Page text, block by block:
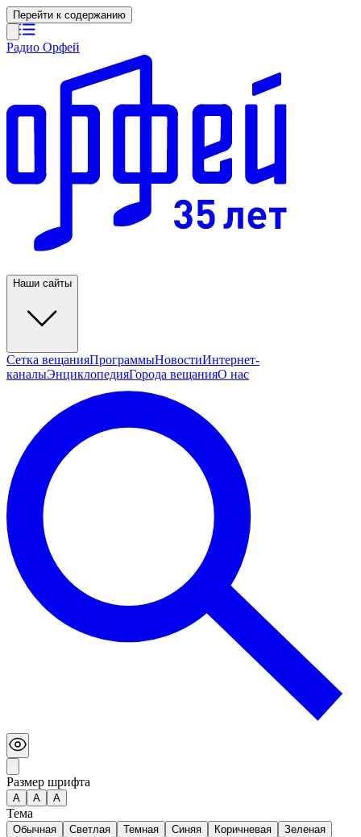
Перейти к содержанию
Радио Орфей
Наши сайты
Сетка вещанияПрограммыНовостиИнтернет-
каналыЭнциклопедияГорода вещанияО нас
Размер шрифта
А A A
Тема
Обычная Светлая Темная Синяя Коричневая Зеленая